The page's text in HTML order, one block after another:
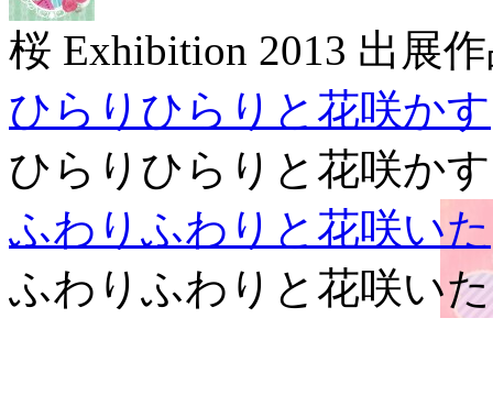
桜 Exhibition 2013 出展
ひらりひらりと花咲かす
ひらりひらりと花咲かす
ふわりふわりと花咲いた
ふわりふわりと花咲いた